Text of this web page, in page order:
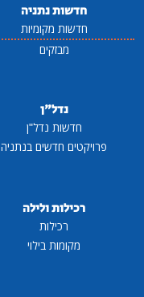
חדשות נתניה
חדשות מקומיות
מבזקים
נדל"ן
חדשות נדל"ן
פרויקטים חדשים בנתניה
רכילות ולילה
רכילות
מקומות בילוי